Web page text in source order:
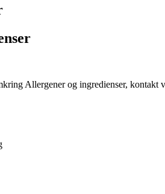
Allergener og ingredienser,